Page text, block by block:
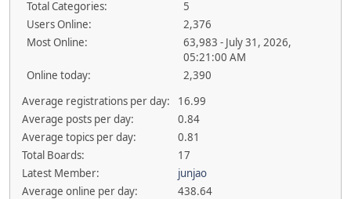
Total Categories:
5
Users Online:
2,376
Most Online:
63,983 - July 31, 2026,
05:21:00 AM
Online today:
2,390
Average registrations per day:
16.99
Average posts per day:
0.84
Average topics per day:
0.81
Total Boards:
17
Latest Member:
junjao
Average online per day:
438.64